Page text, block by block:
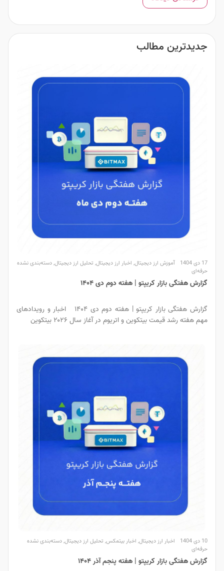
جدیدترین مطالب
17 دی 1404 آموزش ارز دیجیتال, اخبار ارز دیجیتال, تحلیل ارز دیجیتال,دسته‌بندی نشده
حرفه‌ای
گزارش هفتگی بازار کریپتو | هفته دوم دی ۱۴۰۴
گزارش هفتگی بازار کریپتو | هفته دوم دی ۱۴۰۴ اخبار و رویدادهای
مهم هفته رشد قیمت بیتکوین و اتریوم در آغاز سال ۲۰۲۶ بیتکوین
10 دی 1404 اخبار ارز دیجیتال, اخبار بیتمکس, تحلیل ارز دیجیتال,دسته‌بندی نشده
حرفه‌ای
گزارش هفتگی بازار کریپتو | هفته پنجم آذر ۱۴۰۴